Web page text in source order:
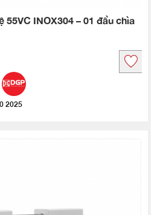
INOX304 – 01 đầu chìa
2025